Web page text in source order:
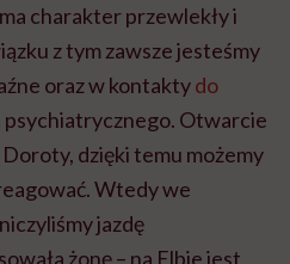
charakter przewlekły i
z tym zawsze jesteśmy
oraz w kontaktydo
psychiatrycznego. Otwarcie
dzięki temu możemy
Wtedy we
jazdę
żonę – na Elbie jest